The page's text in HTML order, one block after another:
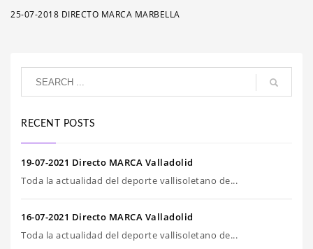
25-07-2018 DIRECTO MARCA MARBELLA
RECENT POSTS
19-07-2021 Directo MARCA Valladolid
Toda la actualidad del deporte vallisoletano de...
16-07-2021 Directo MARCA Valladolid
Toda la actualidad del deporte vallisoletano de...